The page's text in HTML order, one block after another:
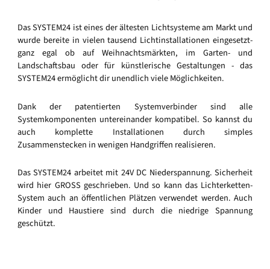
Das SYSTEM24 ist eines der ältesten Lichtsysteme am Markt und
wurde bereite in vielen tausend Lichtinstallationen eingesetzt-
ganz egal ob auf Weihnachtsmärkten, im Garten- und
Landschaftsbau oder für künstlerische Gestaltungen - das
SYSTEM24 ermöglicht dir unendlich viele Möglichkeiten.
Dank der patentierten Systemverbinder sind alle
Systemkomponenten untereinander kompatibel. So kannst du
auch komplette Installationen durch simples
Zusammenstecken in wenigen Handgriffen realisieren.
Das SYSTEM24 arbeitet mit 24V DC Niederspannung. Sicherheit
wird hier GROSS geschrieben. Und so kann das Lichterketten-
System auch an öffentlichen Plätzen verwendet werden. Auch
Kinder und Haustiere sind durch die niedrige Spannung
geschützt.